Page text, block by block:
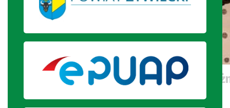
Uczennica prezentuje pracę